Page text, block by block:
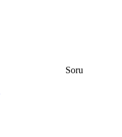
Soru